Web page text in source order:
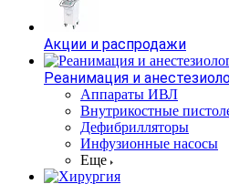
Акции и распродажи
Реанимация и
Аппараты ИВЛ
Внутрикостные
Дефибрилляторы
Инфузионные насосы
Еще